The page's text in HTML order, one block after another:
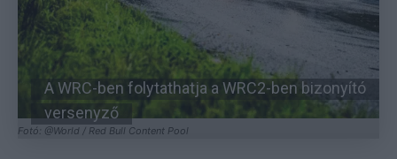
Fotó: @World / Red Bull Content Pool
A WRC-ben folytathatja a WRC2-ben bizonyító
versenyző